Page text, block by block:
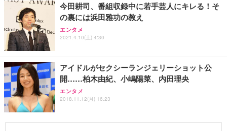
今田耕司、番組収録中に若手芸人にキレる！そ
の裏には浜田雅功の教え
エンタメ
2021.4.10(土) 4:30
アイドルがセクシーランジェリーショット公
開……柏木由紀、小嶋陽菜、内田理央
エンタメ
2018.11.12(月) 16:23